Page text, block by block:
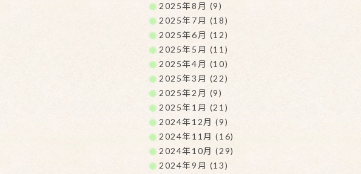
2025年8月 (9)
2025年7月 (18)
2025年6月 (12)
2025年5月 (11)
2025年4月 (10)
2025年3月 (22)
2025年2月 (9)
2025年1月 (21)
2024年12月 (9)
2024年11月 (16)
2024年10月 (29)
2024年9月 (13)